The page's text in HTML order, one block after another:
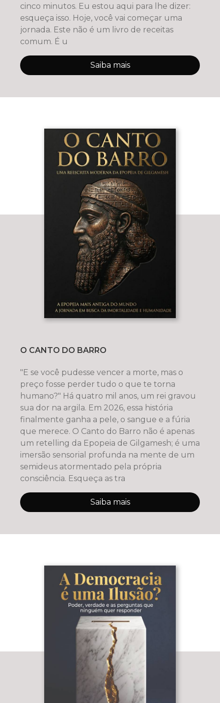
cinco minutos. Eu estou aqui para lhe dizer:
esqueça isso. Hoje, você vai começar uma
jornada. Este não é um livro de receitas
comum. É u
Saiba mais
O CANTO DO BARRO
"E se você pudesse vencer a morte, mas o
preço fosse perder tudo o que te torna
humano?" Há quatro mil anos, um rei gravou
sua dor na argila. Em 2026, essa história
finalmente ganha a pele, o sangue e a fúria
que merece. O Canto do Barro não é apenas
um retelling da Epopeia de Gilgamesh; é uma
imersão sensorial profunda na mente de um
semideus atormentado pela própria
consciência. Esqueça as tra
Saiba mais